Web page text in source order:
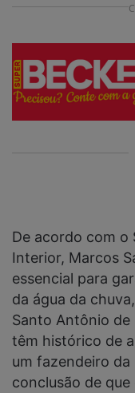
De acordo com o
Interior, Marcos
essencial para
da água da
Santo Antônio de
têm histórico de
um fazendeiro da
conclusão de